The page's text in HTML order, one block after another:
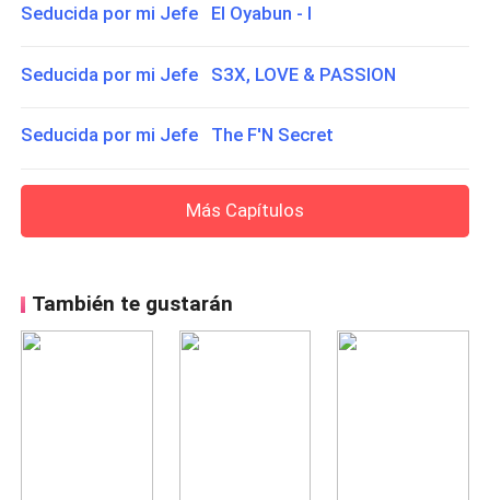
Seducida por mi Jefe El Oyabun - I
Seducida por mi Jefe S3X, LOVE & PASSION
Seducida por mi Jefe The F'N Secret
Más Capítulos
También te gustarán